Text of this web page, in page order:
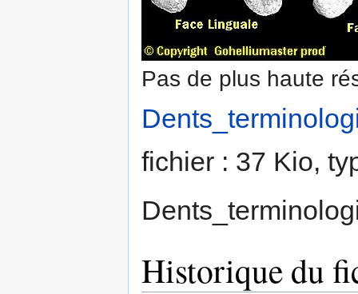
Pas de plus haute
fichier : 37 Kio,
Historique du